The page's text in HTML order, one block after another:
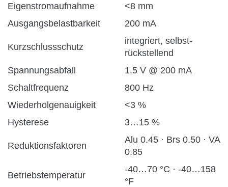
Eigenstromaufnahme
<8 mm
Ausgangsbelastbarkeit
200 mA
Kurzschlussschutz
integriert, selbst-
rückstellend
Spannungsabfall
1.5 V @ 200 mA
Schaltfrequenz
800 Hz
Wiederholgenauigkeit
<3 %
Hysterese
3…15 %
Reduktionsfaktoren
Alu 0.45 · Brs 0.50 · VA
0.85
Betriebstemperatur
-40…70 °C · -40…158
°F